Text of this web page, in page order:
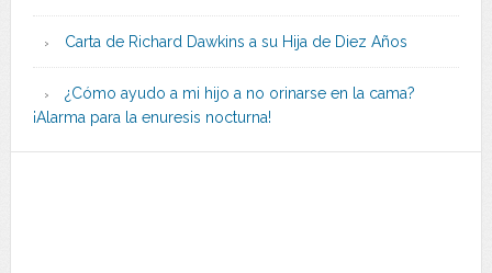
Carta de Richard Dawkins a su Hija de Diez Años
¿Cómo ayudo a mi hijo a no orinarse en la cama?
¡Alarma para la enuresis nocturna!